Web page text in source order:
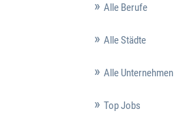
Alle Berufe
Alle Städte
Alle Unternehmen
Top Jobs